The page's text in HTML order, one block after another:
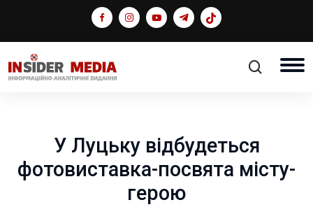
У Луцьку відбудеться
фотовиставка-посвята місту-
герою